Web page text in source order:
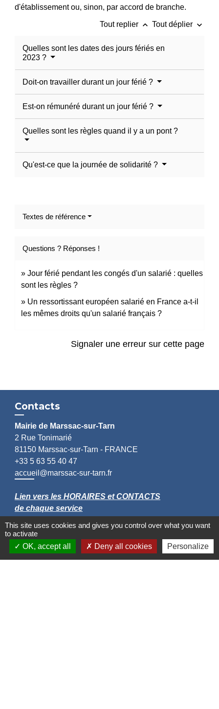
d'établissement ou, sinon, par accord de branche.
Tout replier keyboard_arrow_up Tout déplier keyboard_arrow_down
Quelles sont les dates des jours fériés en
2023 ?
Doit-on travailler durant un jour férié ?
Est-on rémunéré durant un jour férié ?
Quelles sont les règles quand il y a un pont ?
Qu'est-ce que la journée de solidarité ?
Textes de référence
Questions ? Réponses !
Jour férié pendant les congés d'un salarié : quelles
sont les règles ?
Un ressortissant européen salarié en France a-t-il
les mêmes droits qu'un salarié français ?
Signaler une erreur sur cette page
Contacts
Mairie de Marssac-sur-Tarn
2 Rue Tonimarié
81150 Marssac-sur-Tarn - FRANCE
+33 5 63 55 40 47
accueil@marssac-sur-tarn.fr
Lien vers les HORAIRES et CONTACTS
de chaque service
This site uses cookies and gives you control over what you want
to activate
OK, accept all
Deny all cookies Personalize